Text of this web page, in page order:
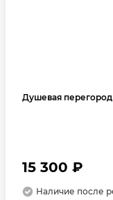
Душевая
15 300 ₽
Наличие после